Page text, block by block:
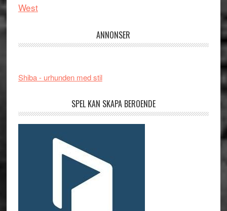
West
ANNONSER
Shiba - urhunden med stil
SPEL KAN SKAPA BEROENDE